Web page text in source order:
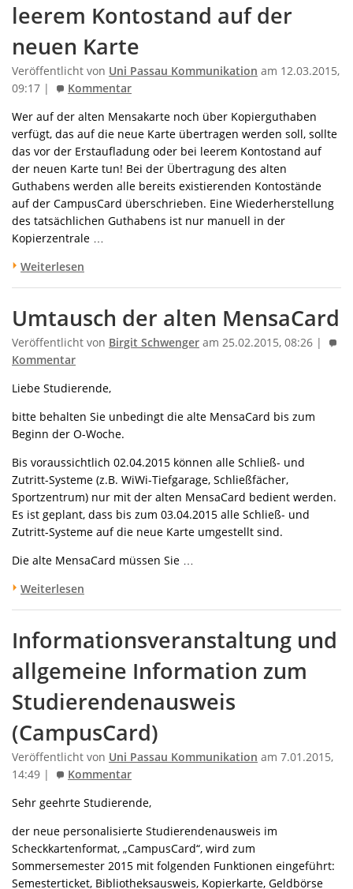
leerem Kontostand auf der
neuen Karte
Veröffentlicht von Uni Passau Kommunikation am 12.03.2015,
09:17 |
Kommentar
Wer auf der alten Mensakarte noch über Kopierguthaben
verfügt, das auf die neue Karte übertragen werden soll, sollte
das vor der Erstaufladung oder bei leerem Kontostand auf
der neuen Karte tun! Bei der Übertragung des alten
Guthabens werden alle bereits existierenden Kontostände
auf der CampusCard überschrieben. Eine Wiederherstellung
des tatsächlichen Guthabens ist nur manuell in der
Kopierzentrale …
Weiterlesen
Umtausch der alten MensaCard
Veröffentlicht von Birgit Schwenger am 25.02.2015, 08:26 |
Kommentar
Liebe Studierende,
bitte behalten Sie unbedingt die alte MensaCard bis zum
Beginn der O-Woche.
Bis voraussichtlich 02.04.2015 können alle Schließ- und
Zutritt-Systeme (z.B. WiWi-Tiefgarage, Schließfächer,
Sportzentrum) nur mit der alten MensaCard bedient werden.
Es ist geplant, dass bis zum 03.04.2015 alle Schließ- und
Zutritt-Systeme auf die neue Karte umgestellt sind.
Die alte MensaCard müssen Sie …
Weiterlesen
Informationsveranstaltung und
allgemeine Information zum
Studierendenausweis
(CampusCard)
Veröffentlicht von Uni Passau Kommunikation am 7.01.2015,
14:49 |
Kommentar
Sehr geehrte Studierende,
der neue personalisierte Studierendenausweis im
Scheckkartenformat, „CampusCard“, wird zum
Sommersemester 2015 mit folgenden Funktionen eingeführt:
Semesterticket, Bibliotheksausweis, Kopierkarte, Geldbörse